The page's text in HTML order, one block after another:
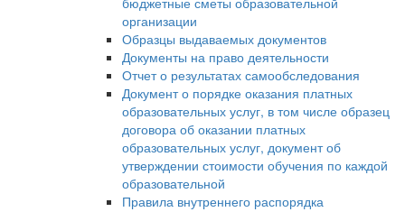
организации
Образцы выдаваемых документов
Документы на право деятельности
Отчет о результатах самообследования
Документ о порядке оказания платных
образовательных услуг, в том числе образец
договора об оказании платных
образовательных услуг, документ об
утверждении стоимости обучения по каждой
образовательной
Правила внутреннего распорядка